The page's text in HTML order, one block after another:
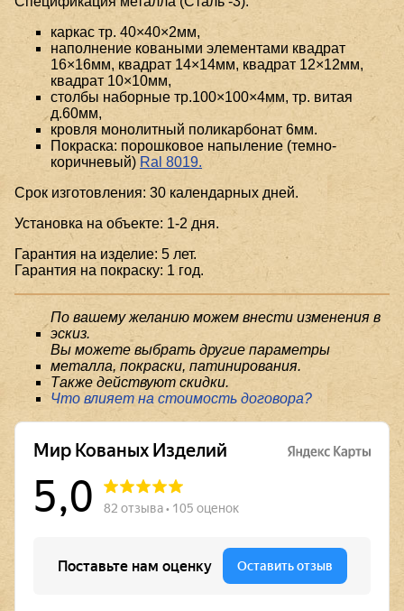
каркас тр. 40×40×2мм,
наполнение коваными элементами квадрат
16×16мм, квадрат 14×14мм, квадрат 12×12мм,
квадрат 10×10мм,
столбы наборные тр.100×100×4мм, тр. витая
д.60мм,
кровля монолитный поликарбонат 6мм.
Покраска: порошковое напыление (темно-
коричневый) Ral 8019.
Срок изготовления: 30 календарных дней.
Установка на объекте: 1-2 дня.
Гарантия на изделие: 5 лет.
Гарантия на покраску: 1 год.
По вашему желанию можем внести изменения в
эскиз.
Вы можете выбрать другие параметры
металла, покраски, патинирования.
Также действуют скидки.
Что влияет на стоимость договора?